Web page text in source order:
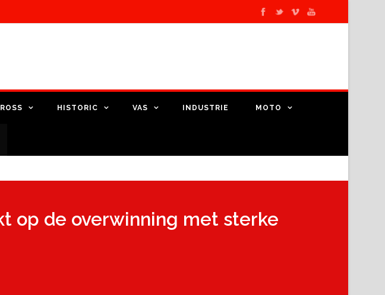
HISTORIC VAS INDUSTRIE MOTO
op de overwinning met sterke